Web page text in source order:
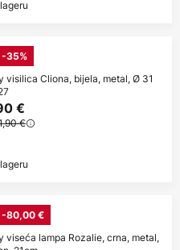
-35%
visilica Cliona, bijela, metal, Ø 31
€
€
-80,00 €
viseća lampa Rozalie, crna, metal,